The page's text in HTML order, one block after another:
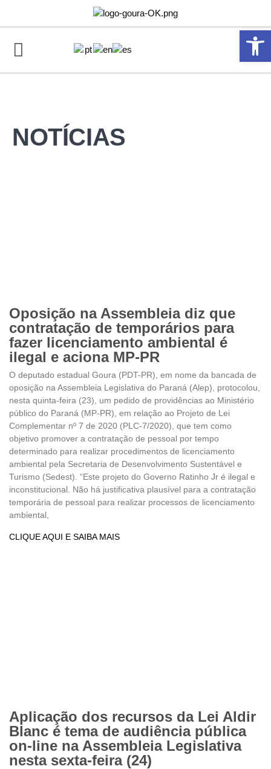
Abrir
NOTÍCIAS
Oposição na Assembleia diz que
contratação de temporários para
fazer licenciamento ambiental é
ilegal e aciona MP-PR
O deputado estadual Goura (PDT-PR), em nome da bancada de
oposição na Assembleia Legislativa do Paraná (Alep), protocolou,
nesta quinta-feira (23), um pedido de providências ao Ministério
público do Paraná (MP-PR), em relação ao Projeto de Lei
Complementar nº 7 de 2020 (PLC-7/2020), que tem como
objetivo promover a contratação de pessoal por tempo
determinado para realizar procedimentos de licenciamento
ambiental pela Secretaria de Desenvolvimento Sustentável e
Turismo (Sedest). “Este projeto do Governo Ratinho Jr é ilegal e
inconstitucional. Não há justificativa plausível para a contratação
temporária de pessoal para realizar processos de licenciamento
ambiental,
CLIQUE AQUI E SAIBA MAIS
Aplicação dos recursos da Lei Aldir
Blanc é tema de audiência pública
on-line na Assembleia Legislativa
nesta sexta-feira (24)